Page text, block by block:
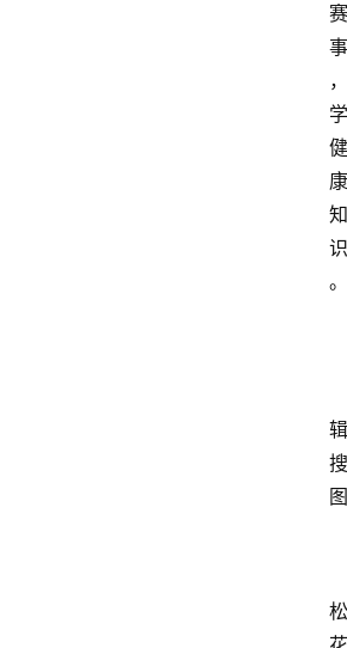
赛
事
，
学
健
康
知
识
。
辑
搜
图
松